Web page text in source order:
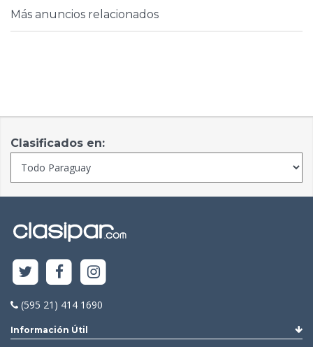
Más anuncios relacionados
Clasificados en:
(595 21) 414 1690
Información Útil